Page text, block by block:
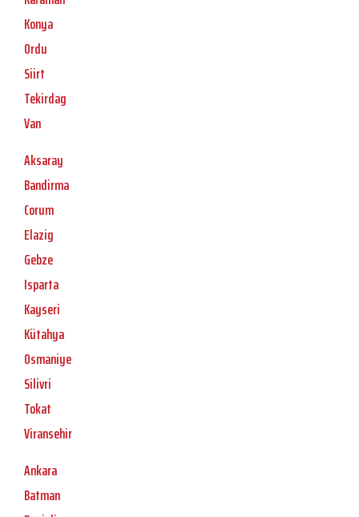
Konya
Ordu
Siirt
Tekirdag
Van
Aksaray
Bandirma
Corum
Elazig
Gebze
Isparta
Kayseri
Kütahya
Osmaniye
Silivri
Tokat
Viransehir
Ankara
Batman